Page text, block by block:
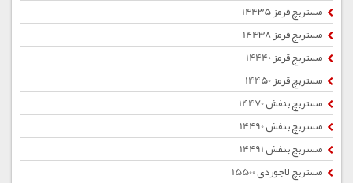
مستربچ قرمز 14435
مستربچ قرمز 14438
مستربچ قرمز 14440
مستربچ قرمز 14450
مستربچ بنفش 14470
مستربچ بنفش 14490
مستربچ بنفش 14491
مستربچ لاجوردی 15500